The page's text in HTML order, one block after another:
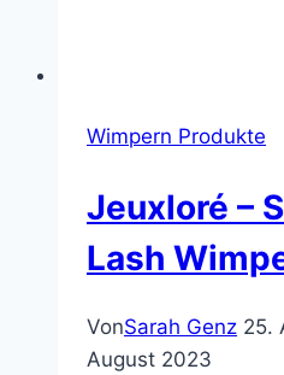
Wimpern Produkte
Jeuxloré –
Lash
VonSarah Genz 25.
August 2023